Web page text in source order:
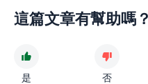
這篇文章有幫助嗎？
是 否